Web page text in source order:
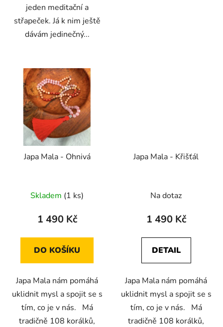
jeden meditační a
střapeček. Já k nim ještě
dávám jedinečný...
Japa Mala - Ohnivá
Skladem (1 ks)
1 490 Kč
DO KOŠÍKU
Japa Mala nám pomáhá
uklidnit mysl a spojit se s
tím, co je v nás. Má
tradičně 108 korálků,
Japa Mala - Křišťál
hodnocení
produktu
5,0
z
hvězdiček.
Na dotaz
1 490 Kč
DETAIL
Japa Mala nám pomáhá
uklidnit mysl a spojit se s
tím, co je v nás. Má
tradičně 108 korálků,